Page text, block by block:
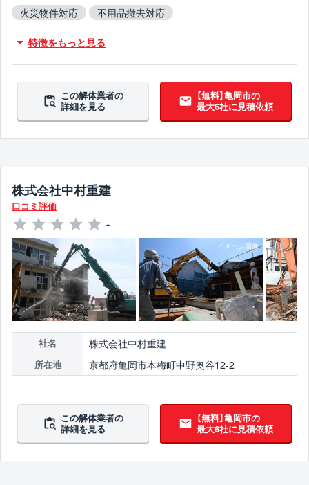
火災物件対応
不用品撤去対応
特徴をもっと見る
この解体業者の
詳細を見る
【無料】亀岡市の
最大6社に見積依頼
株式会社中村重建
口コミ評価
-
社名 株式会社中村重建
所在地 京都府亀岡市本梅町中野奥谷12-2
この解体業者の
詳細を見る
【無料】亀岡市の
最大6社に見積依頼